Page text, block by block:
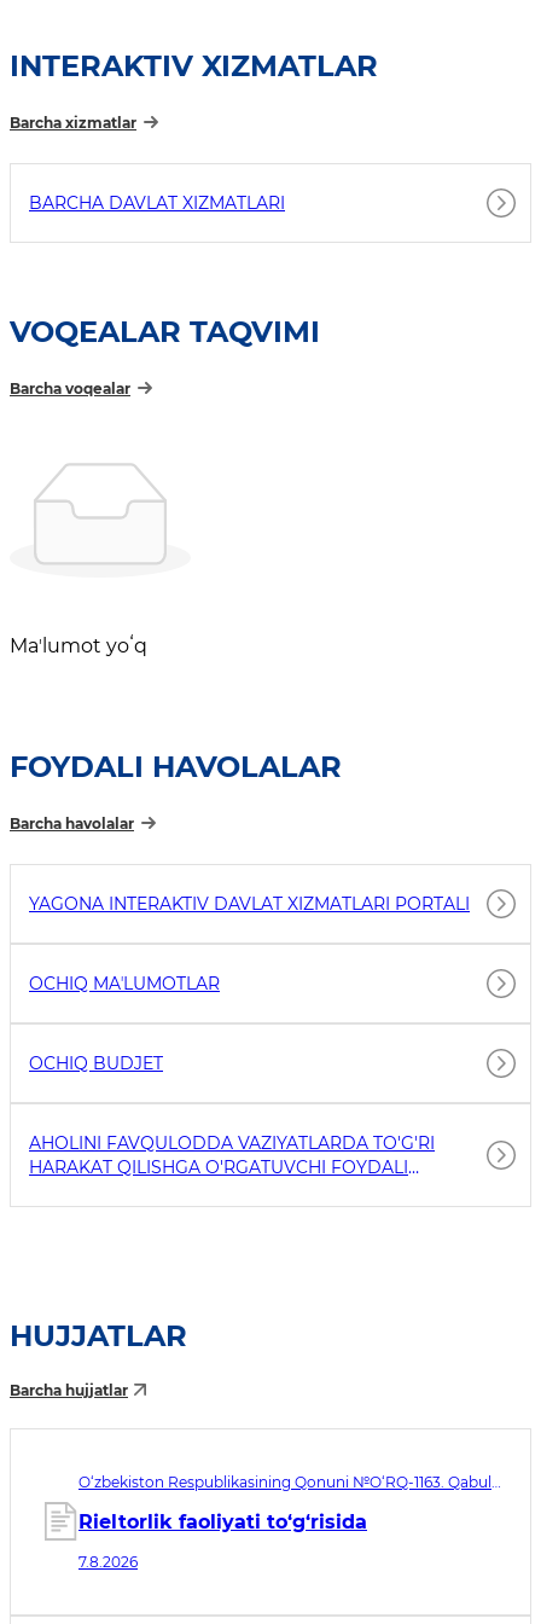
INTERAKTIV XIZMATLAR
Barcha xizmatlar
BARCHA DAVLAT XIZMATLARI
VOQEALAR TAQVIMI
Barcha voqealar
Maʼlumot yoʻq
FOYDALI HAVOLALAR
Barcha havolalar
YAGONA INTERAKTIV DAVLAT XIZMATLARI PORTALI
OCHIQ MAʼLUMOTLAR
OCHIQ BUDJET
AHOLINI FAVQULODDA VAZIYATLARDA TO'G'RI
HARAKAT QILISHGA O'RGATUVCHI FOYDALI
HUJJATLAR
Barcha hujjatlar
O‘zbekiston Respublikasining Qonuni №O‘RQ-1163. Qabul
Rieltorlik faoliyati to‘g‘risida
7.8.2026